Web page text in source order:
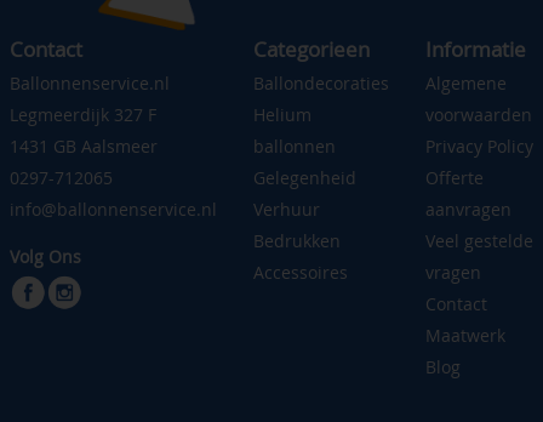
Contact
Ballonnenservice.nl
Legmeerdijk 327 F
1431 GB Aalsmeer
0297-712065
info@ballonnenservice.nl
Volg Ons
Categorieen
Ballondecoraties
Helium
ballonnen
Gelegenheid
Verhuur
Bedrukken
Accessoires
Informatie
Algemene
voorwaarden
Privacy Policy
Offerte
aanvragen
Veel gestelde
vragen
Contact
Maatwerk
Blog